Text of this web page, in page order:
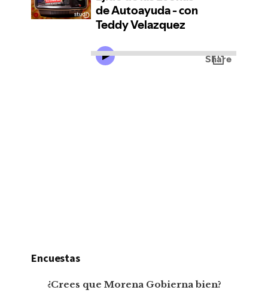
Encuestas
¿Crees que Morena Gobierna bien?